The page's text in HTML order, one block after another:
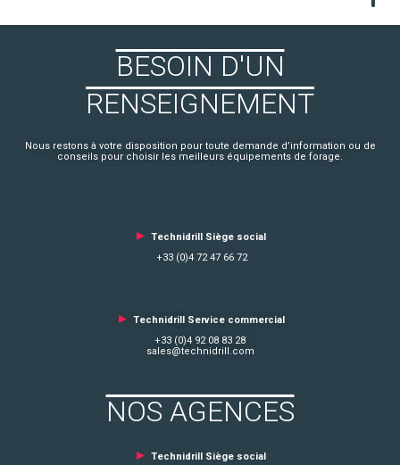
BESOIN D'UN
RENSEIGNEMENT
Nous restons à votre disposition pour toute demande d’information ou de
conseils pour choisir les meilleurs équipements de forage.
► Technidrill Siège social
+33 (0)4 72 47 66 72
► Technidrill Service commercial
+33 (0)4 92 08 83 28
sales@technidrill.com
NOS AGENCES
► Technidrill Siège social